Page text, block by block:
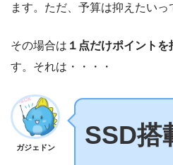
ます。ただ、予算は抑えたいっ
その場合は １点だけポイントを
す。それは・・・・
ガジェドン
SSD搭